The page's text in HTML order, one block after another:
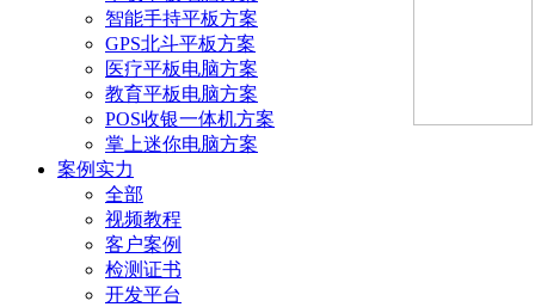
智能手持平板方案
GPS北斗平板方案
医疗平板电脑方案
教育平板电脑方案
POS收银一体机方案
掌上迷你电脑方案
案例实力
全部
视频教程
客户案例
检测证书
开发平台